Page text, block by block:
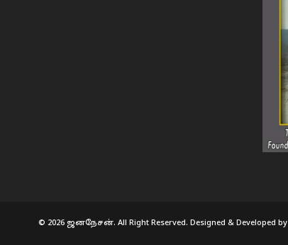
© 2026 ஜனநேசன். All Right Reserved. Designed & Developed by